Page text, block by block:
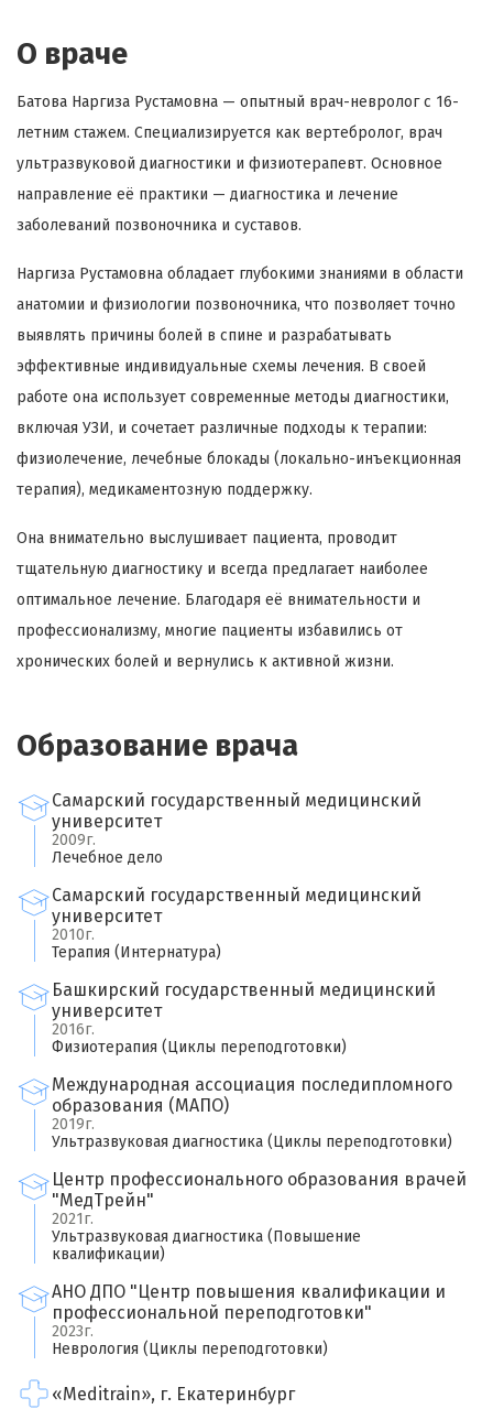
О враче
Батова Наргиза Рустамовна — опытный врач-невролог с 16-
летним стажем. Специализируется как вертебролог, врач
ультразвуковой диагностики и физиотерапевт. Основное
направление её практики — диагностика и лечение
заболеваний позвоночника и суставов.
Наргиза Рустамовна обладает глубокими знаниями в области
анатомии и физиологии позвоночника, что позволяет точно
выявлять причины болей в спине и разрабатывать
эффективные индивидуальные схемы лечения. В своей
работе она использует современные методы диагностики,
включая УЗИ, и сочетает различные подходы к терапии:
физиолечение, лечебные блокады (локально-инъекционная
терапия), медикаментозную поддержку.
Она внимательно выслушивает пациента, проводит
тщательную диагностику и всегда предлагает наиболее
оптимальное лечение. Благодаря её внимательности и
профессионализму, многие пациенты избавились от
хронических болей и вернулись к активной жизни.
Образование врача
Самарский государственный медицинский
университет
2009г.
Лечебное дело
Самарский государственный медицинский
университет
2010г.
Терапия (Интернатура)
Башкирский государственный медицинский
университет
2016г.
Физиотерапия (Циклы переподготовки)
Международная ассоциация последипломного
образования (МАПО)
2019г.
Ультразвуковая диагностика (Циклы переподготовки)
Центр профессионального образования врачей
"МедТрейн"
2021г.
Ультразвуковая диагностика (Повышение
квалификации)
АНО ДПО "Центр повышения квалификации и
профессиональной переподготовки"
2023г.
Неврология (Циклы переподготовки)
«Meditrain», г. Екатеринбург
×
Оставить свой отзыв
Имя
Ваш возраст
Ваша оценка врачу